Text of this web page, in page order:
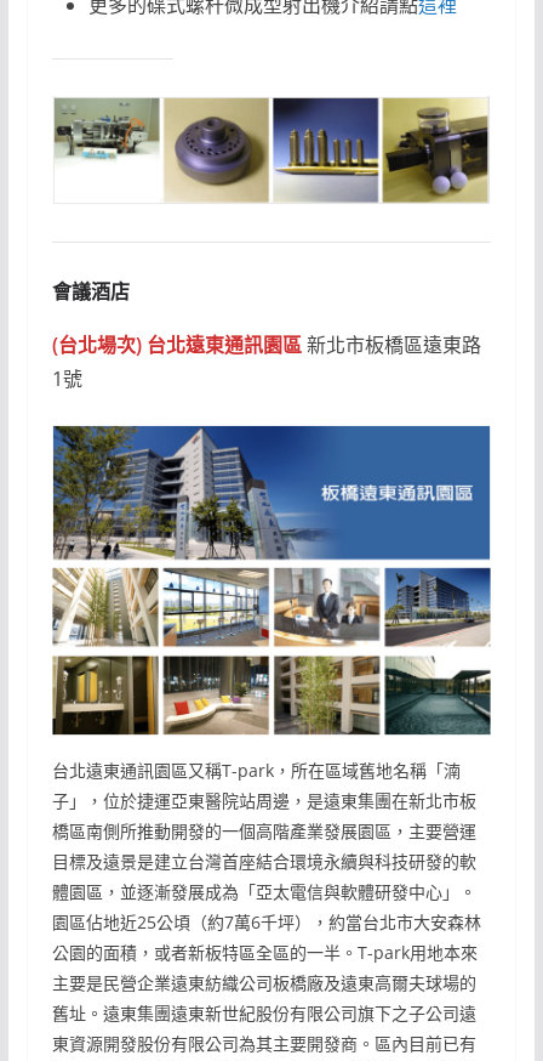
會議酒店
(台北場次) 台北遠東通訊園區新北市板橋區遠東路
1號
台北遠東通訊園區又稱T-park，所在區域舊地名稱「湳
子」，位於捷運亞東醫院站周邊，是遠東集團在新北市板
橋區南側所推動開發的一個高階產業發展園區，主要營運
目標及遠景是建立台灣首座結合環境永續與科技研發的軟
體園區，並逐漸發展成為「亞太電信與軟體研發中心」。
園區佔地近25公頃（約7萬6千坪），約當台北市大安森林
公園的面積，或者新板特區全區的一半。T-park用地本來
主要是民營企業遠東紡織公司板橋廠及遠東高爾夫球場的
舊址。遠東集團遠東新世紀股份有限公司旗下之子公司遠
東資源開發股份有限公司為其主要開發商。區內目前已有